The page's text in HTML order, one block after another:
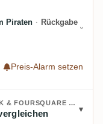
Piraten · Rückgabe
Preis-Alarm setzen
TIKI LOVERS HAMPDEN & WORTHY PARK & FOURSQUARE PINEAPPLE KAUFEN: